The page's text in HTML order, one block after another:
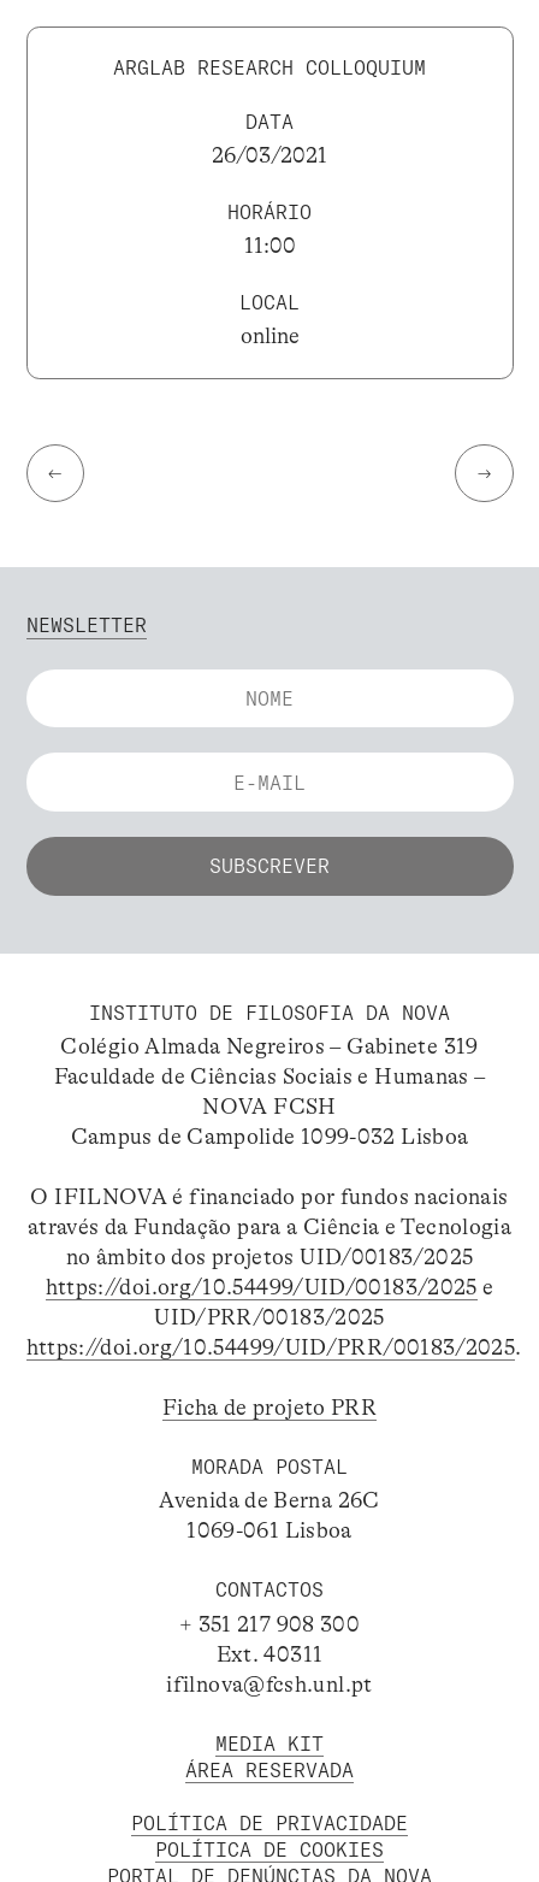
ARGLAB RESEARCH COLLOQUIUM
DATA
26/03/2021
HORÁRIO
11:00
LOCAL
online
← →
NEWSLETTER
INSTITUTO DE FILOSOFIA DA NOVA
Colégio Almada Negreiros – Gabinete 319
Faculdade de Ciências Sociais e Humanas –
NOVA FCSH
Campus de Campolide 1099-032 Lisboa
O IFILNOVA é financiado por fundos nacionais
através da Fundação para a Ciência e Tecnologia
no âmbito dos projetos UID/00183/2025
https://doi.org/10.54499/UID/00183/2025 e
UID/PRR/00183/2025
https://doi.org/10.54499/UID/PRR/00183/2025.
Ficha de projeto PRR
MORADA POSTAL
Avenida de Berna 26C
1069-061 Lisboa
CONTACTOS
+ 351 217 908 300
Ext. 40311
ifilnova@fcsh.unl.pt
MEDIA KIT
ÁREA RESERVADA
POLÍTICA DE PRIVACIDADE
POLÍTICA DE COOKIES
PORTAL DE DENÚNCIAS DA NOVA